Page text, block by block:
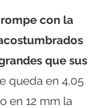
con la
que sus
queda en 4,05
en 12 mm la